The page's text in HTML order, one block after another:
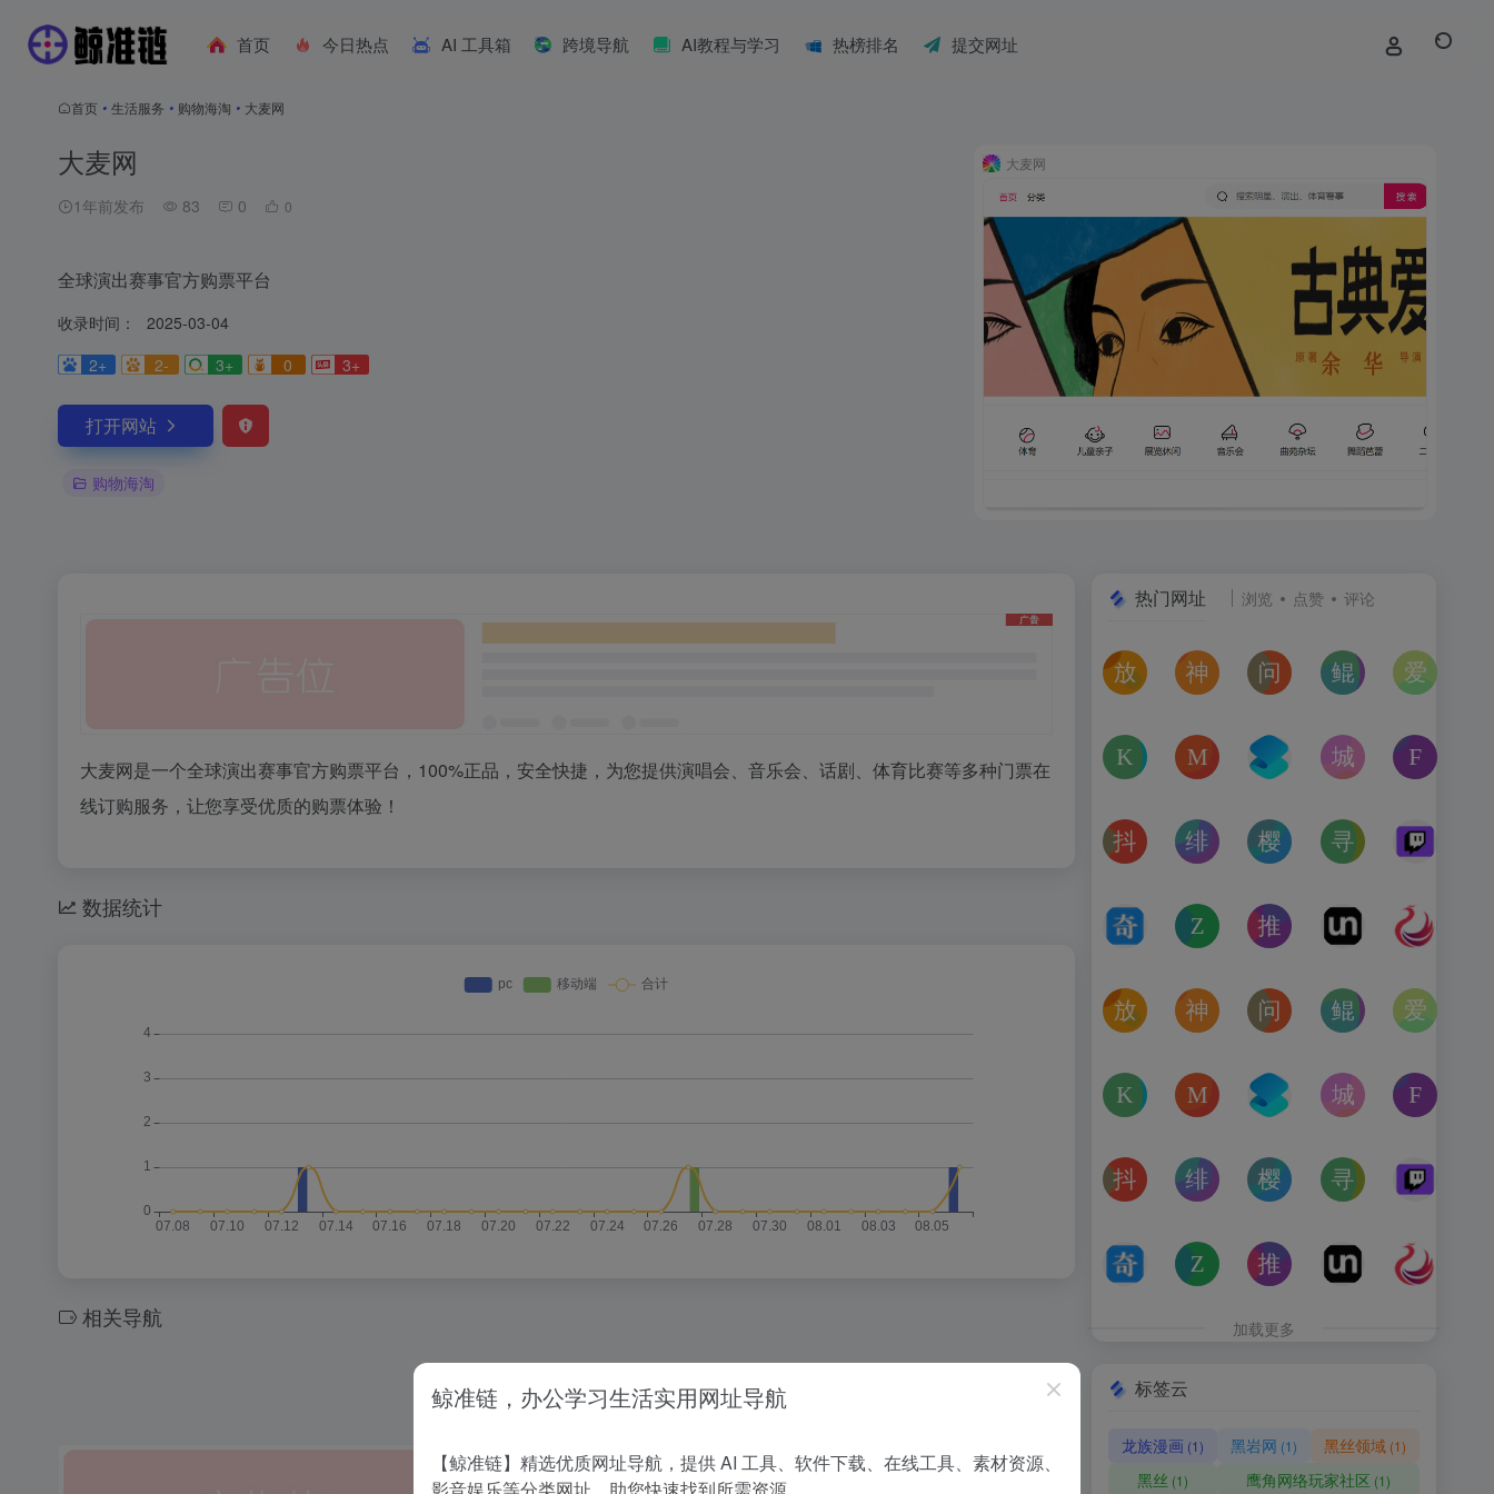
首页 今日热点 AI 工具箱 跨境导航 AI教程与学习 热榜排名 提交网址
首页 • 生活服务 • 购物海淘 • 大麦网
大麦网
1年前发布 83 0 0
全球演出赛事官方购票平台
收录时间：
2025-03-04
2+
2- 3+ 0 3+
打开网站
购物海淘
大麦网
大麦网是一个全球演出赛事官方购票平台，100%正品，安全快捷，为您提供演唱会、音乐会、话剧、体育比赛等多种门票在
线订购服务，让您享受优质的购票体验！
数据统计
相关导航
没有相关内容!
热门网址 浏览 点赞 评论
放屁音乐网
在线免费下载全网MP3付费歌曲
神仙代售
神仙代售，专注于游戏账号交易平台多年
问卷星
免费使用问卷星创建问卷调查
鲲Galgame论坛
一个专注于二次元
kagurafan
游戏补丁分享网站
MCBBS
MCBBS我的世界中文论坛官网入口
转换云
转换云（
城市交通健康榜
高德地图中国主要
抖音课堂
抖音旗下综合学习平台，覆盖抖音、今日头条、西瓜视
绯月论坛
绯月是一个以动漫、游戏、音乐、绘画等为
樱之空动漫
樱之空动漫是一个专为动漫爱
寻宝天行
完美世界官方授权
奇书网
TXT电子书免费下载,TXT全集下载,小说TXT下载,全本完
Zoom Earth
Zoom Earth风暴追踪器，实时天气和卫星图
推次元
推次元a2cy.com(T站)是以
Unblast – 免费
Unblast是免费设
放屁音乐网
在线免费下载全网MP3付费歌曲
神仙代售
神仙代售，专注于游戏账号交易平台多年
问卷星
免费使用问卷星创建问卷调查
鲲Galgame论坛
一个专注于二次元
kagurafan
游戏补丁分享网站
MCBBS
MCBBS我的世界中文论坛官网入口
转换云
转换云（
城市交通健康榜
高德地图中国主要
抖音课堂
抖音旗下综合学习平台，覆盖抖音、今日头条、西瓜视
绯月论坛
绯月是一个以动漫、游戏、音乐、绘画等为
樱之空动漫
樱之空动漫是一个专为动漫爱
寻宝天行
完美世界官方授权
奇书网
TXT电子书免费下载,TXT全集下载,小说TXT下载,全本完
Zoom Earth
Zoom Earth风暴追踪器，实时天气和卫星图
推次元
推次元a2cy.com(T站)是以
Unblast – 免费
Unblast是免费设
加载更多
标签云
龙族漫画 (1) 黑岩网 (1) 黑丝领域 (1)
黑丝 (1) 鹰角网络玩家社区 (1)
鲸准链，办公学习生活实用网址导航
【鲸准链】精选优质网址导航，提供 AI 工具、软件下载、在线工具、素材资源、
影音娱乐等分类网址，助您快速找到所需资源。